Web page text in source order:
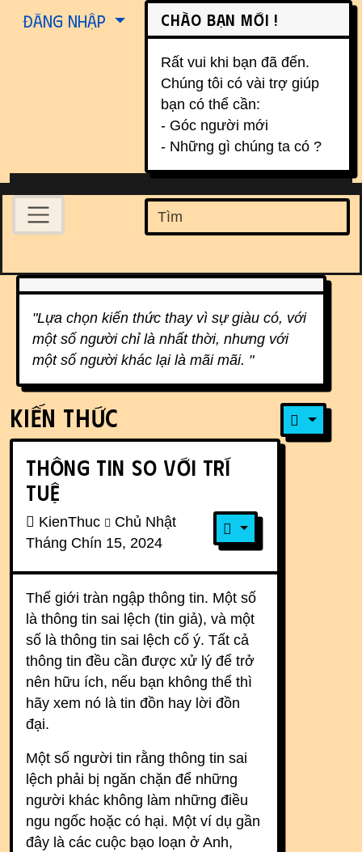
Site identity, navigation, etc.
Đăng nhập Chào bạn mới !
Rất vui khi bạn đã đến.
Chúng tôi có vài trợ giúp
bạn có thể cần:
- Góc người mới
- Những gì chúng ta có ?
Navigation and related
Related content
"Lựa chọn kiến thức thay vì sự giàu có, với
một số người chỉ là nhất thời, nhưng với
một số người khác lại là mãi mãi. "
Kiến Thức
Thông tin so với Trí
tuệ
KienThuc
Chủ Nhật
Tháng Chín 15, 2024
Thế giới tràn ngập thông tin. Một số
là thông tin sai lệch (tin giả), và một
số là thông tin sai lệch cố ý. Tất cả
thông tin đều cần được xử lý để trở
nên hữu ích, nếu bạn không thể thì
hãy xem nó là tin đồn hay lời đồn
đại.
Một số người tin rằng thông tin sai
lệch phải bị ngăn chặn để những
người khác không làm những điều
ngu ngốc hoặc có hại. Một ví dụ gần
đây là các cuộc bạo loạn ở Anh,